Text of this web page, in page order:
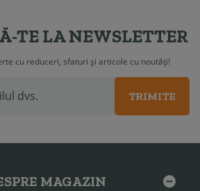
TE LA NEWSLETTER
cu reduceri, sfaturi și articole cu noutăți!
TRIMITE
MAGAZIN